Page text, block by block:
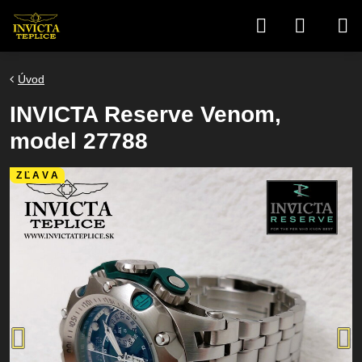
Z Ľ A V A
Úvod
INVICTA Reserve Venom,
model 27788